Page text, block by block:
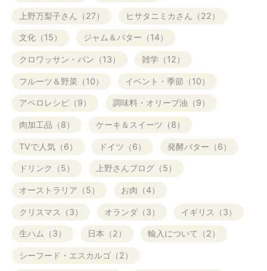
上野万梨子さん（27） ヒサタニミカさん（22）
文化（15） ジャム＆バター（14）
クロワッサン・パン（13） 雑学（12）
フルーツ＆野菜（10） イベント・季節（10）
アペロレシピ（9） 調味料・オリーブ油（9）
肉加工品（8） ケーキ＆スイーツ（8）
TVで人気（6） ドイツ（6） 発酵バター（6）
ドリンク（5） 上野さんブログ（5）
オーストラリア（5） お肉（4）
クリスマス（3） オランダ（3） イギリス（3）
生ハム（3） 日本（2） 輸入について（2）
シーフード・エスカルゴ（2）